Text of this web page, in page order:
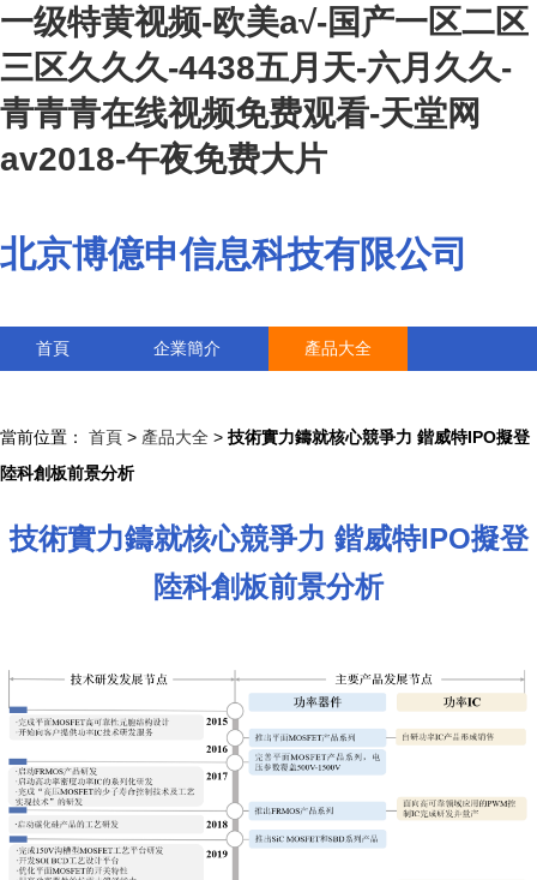
一级特黄视频-欧美a√-国产一区二区
三区久久久-4438五月天-六月久久-
青青青在线视频免费观看-天堂网
av2018-午夜免费大片
北京博億申信息科技有限公司
首頁 企業簡介 產品大全
當前位置： 首頁 > 產品大全 > 技術實力鑄就核心競爭力 鍇威特IPO擬登
陸科創板前景分析
技術實力鑄就核心競爭力 鍇威特IPO擬登
陸科創板前景分析